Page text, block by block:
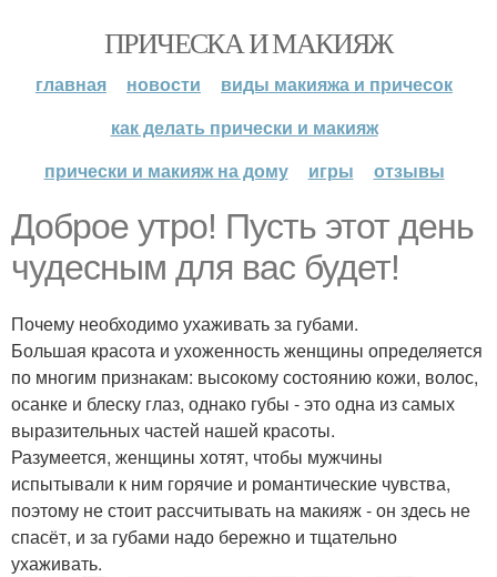
ПРИЧЕСКА И МАКИЯЖ
главная новости
виды макияжа и причесок
как делать прически и макияж
прически и макияж на дому
игры отзывы
Доброе утро! Пусть этот день
чудесным для вас будет!
Почему необходимо ухаживать за губами.
Большая красота и ухоженность женщины определяется
по многим признакам: высокому состоянию кожи, волос,
осанке и блеску глаз, однако губы - это одна из самых
выразительных частей нашей красоты.
Разумеется, женщины хотят, чтобы мужчины
испытывали к ним горячие и романтические чувства,
поэтому не стоит рассчитывать на макияж - он здесь не
спасёт, и за губами надо бережно и тщательно
ухаживать.